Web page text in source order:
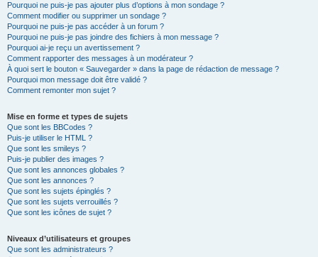
Pourquoi ne puis-je pas ajouter plus d’options à mon sondage ?
Comment modifier ou supprimer un sondage ?
Pourquoi ne puis-je pas accéder à un forum ?
Pourquoi ne puis-je pas joindre des fichiers à mon message ?
Pourquoi ai-je reçu un avertissement ?
Comment rapporter des messages à un modérateur ?
À quoi sert le bouton « Sauvegarder » dans la page de rédaction de message ?
Pourquoi mon message doit être validé ?
Comment remonter mon sujet ?
Mise en forme et types de sujets
Que sont les BBCodes ?
Puis-je utiliser le HTML ?
Que sont les smileys ?
Puis-je publier des images ?
Que sont les annonces globales ?
Que sont les annonces ?
Que sont les sujets épinglés ?
Que sont les sujets verrouillés ?
Que sont les icônes de sujet ?
Niveaux d’utilisateurs et groupes
Que sont les administrateurs ?